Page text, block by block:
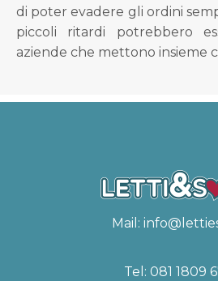
di poter evadere gli ordini
piccoli ritardi potrebbero
aziende che mettono insieme
Mail:
Tel: 081 1809